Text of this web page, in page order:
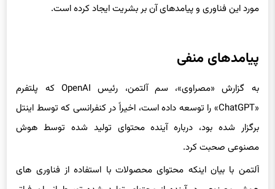
«ChatGPT» را توسعه داده است، اخیراً در کنفرانسی که توسط اینتل
برگزار شده بود، درباره آینده محتوای تولید شده توسط هوش
مصنوعی صحبت کرد.
آلتمن با بیان اینکه محتوای محصولات با استفاده از فناوری های
هوش مصنوعی در آینده از محتوای تولید شده توسط انسان فراتر